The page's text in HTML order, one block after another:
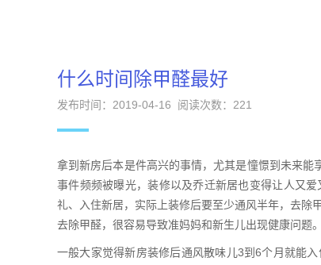
什么时间除甲醛最好
发布时间：2019-04-16 阅读次数： 221
拿到新房后本是件高兴的事情，尤其是憧憬到未来能
事件频频被曝光，装修以及乔迁新居也变得让人又
礼、入住新居，实际上装修后要至少通风半年，去除
去除甲醛，很容易导致准妈妈和新生儿出现健康问题。
一般大家觉得新房装修后通风散味儿3到6个月就能